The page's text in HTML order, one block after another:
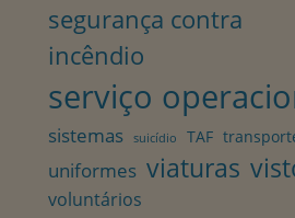
segurança contra
incêndio
serviço
sistemas suicídio TAF
uniformes viaturas
voluntários